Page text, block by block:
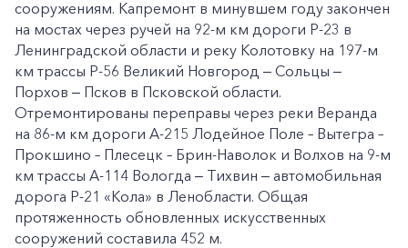
сооружениям. Капремонт в минувшем году закончен
на мостах через ручей на 92-м км дороги Р-23 в
Ленинградской области и реку Колотовку на 197-м
км трассы Р-56 Великий Новгород ‒ Сольцы ‒
Порхов ‒ Псков в Псковской области.
Отремонтированы переправы через реки Веранда
на 86-м км дороги А-215 Лодейное Поле – Вытегра –
Прокшино – Плесецк – Брин-Наволок и Волхов на 9-м
км трассы А-114 Вологда ‒ Тихвин ‒ автомобильная
дорога Р-21 «Кола» в Ленобласти. Общая
протяженность обновленных искусственных
сооружений составила 452 м.